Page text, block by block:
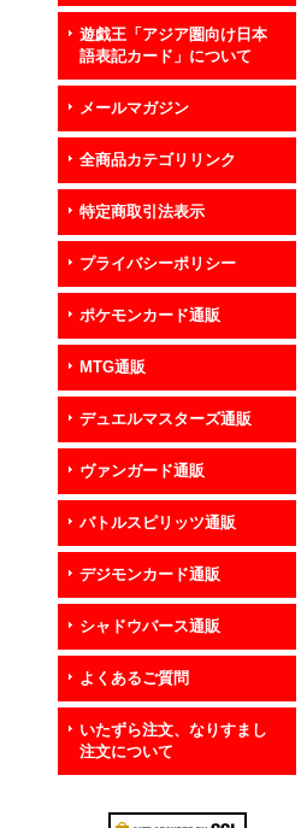
遊戯王「アジア圏向け日本
語表記カード」について
メールマガジン
全商品カテゴリリンク
特定商取引法表示
プライバシーポリシー
ポケモンカード通販
MTG通販
デュエルマスターズ通販
ヴァンガード通販
バトルスピリッツ通販
デジモンカード通販
シャドウバース通販
よくあるご質問
いたずら注文、なりすまし
注文について